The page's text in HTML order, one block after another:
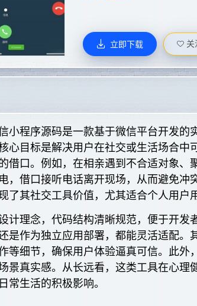
立即下载 关
小程序源码是一款基于微信平台开发
心目标是解决用户在社交或生活场合中
借口。例如，在相亲遇到不合适对象、
，借口接听电话离开现场，从而避免冲
了其社交工具价值，尤其适合个人用户
计理念，代码结构清晰规范，便于开
是作为独立应用部署，都能灵活适配
等细节，确保用户体验逼真可信。此外
景真实感。从长远看，这类工具在心理
常生活的积极影响。